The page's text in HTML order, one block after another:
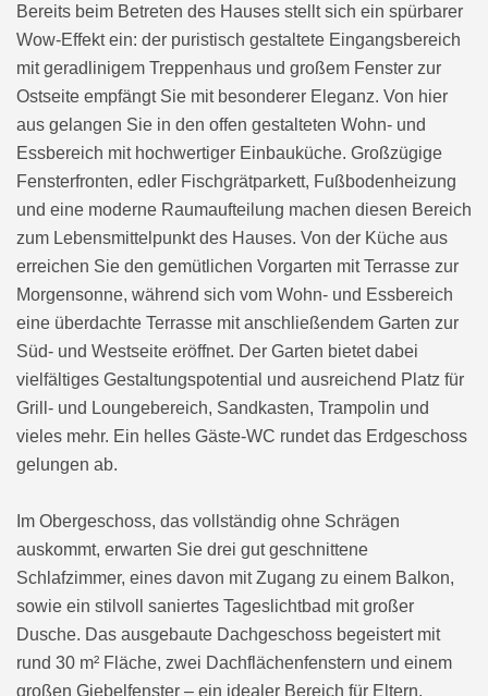
Bereits beim Betreten des Hauses stellt sich ein spürbarer
Wow-Effekt ein: der puristisch gestaltete Eingangsbereich
mit geradlinigem Treppenhaus und großem Fenster zur
Ostseite empfängt Sie mit besonderer Eleganz. Von hier
aus gelangen Sie in den offen gestalteten Wohn- und
Essbereich mit hochwertiger Einbauküche. Großzügige
Fensterfronten, edler Fischgrätparkett, Fußbodenheizung
und eine moderne Raumaufteilung machen diesen Bereich
zum Lebensmittelpunkt des Hauses. Von der Küche aus
erreichen Sie den gemütlichen Vorgarten mit Terrasse zur
Morgensonne, während sich vom Wohn- und Essbereich
eine überdachte Terrasse mit anschließendem Garten zur
Süd- und Westseite eröffnet. Der Garten bietet dabei
vielfältiges Gestaltungspotential und ausreichend Platz für
Grill- und Loungebereich, Sandkasten, Trampolin und
vieles mehr. Ein helles Gäste-WC rundet das Erdgeschoss
gelungen ab.
Im Obergeschoss, das vollständig ohne Schrägen
auskommt, erwarten Sie drei gut geschnittene
Schlafzimmer, eines davon mit Zugang zu einem Balkon,
sowie ein stilvoll saniertes Tageslichtbad mit großer
Dusche. Das ausgebaute Dachgeschoss begeistert mit
rund 30 m² Fläche, zwei Dachflächenfenstern und einem
großen Giebelfenster – ein idealer Bereich für Eltern,